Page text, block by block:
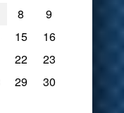
8
9
15
16
22
23
29
30